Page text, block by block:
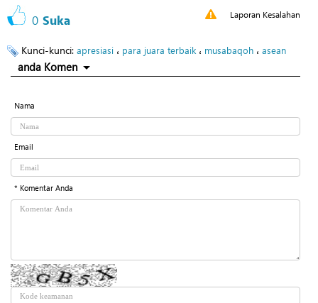
0 Suka Laporan Kesalahan
Kunci-kunci: apresiasi ، para juara terbaik، musabaqoh ، asean
anda Komen
Nama
Email
* Komentar Anda